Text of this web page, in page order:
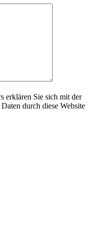
erklären Sie sich mit der
durch diese Website